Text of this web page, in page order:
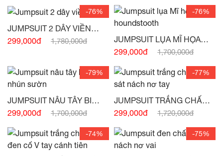
-76%
JUMPSUIT 2 DÂY VIỀN
BÈO -(HẾT HÀNG)
299,000đ 1,780,000đ
-76%
JUMPSUIT LỤA MĨ HỌA
299,000đ 1,700,000đ
-79%
JUMPSUIT NÂU TÂY BI
299,000đ 1,700,000đ
-77%
JUMPSUIT TRẮNG CHẤM
299,000đ 1,720,000đ
-74% -75%